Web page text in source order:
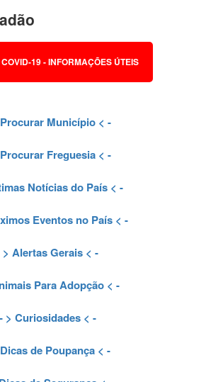
19 - INFORMAÇÕES ÚTEIS
Procurar Município< -
Procurar Freguesia< -
Notícias do País < -
Eventos no País < -
Alertas Gerais < -
Para Adopção < -
- > Curiosidades< -
Dicas de Poupança < -